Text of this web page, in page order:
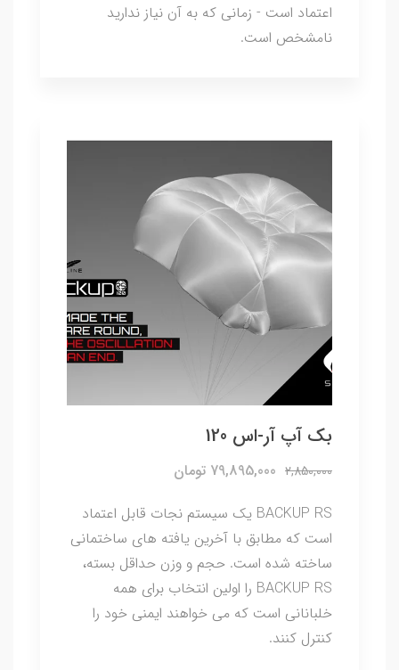
اعتماد است - زمانی که به آن نیاز ندارید
نامشخص است.
بک آپ آر-اس 120
2,850,000 79,895,000 تومان
BACKUP RS یک سیستم نجات قابل اعتماد
است که مطابق با آخرین یافته های ساختمانی
ساخته شده است. حجم و وزن حداقل بسته،
BACKUP RS را اولین انتخاب برای همه
خلبانانی است که می خواهند ایمنی خود را
کنترل کنند.